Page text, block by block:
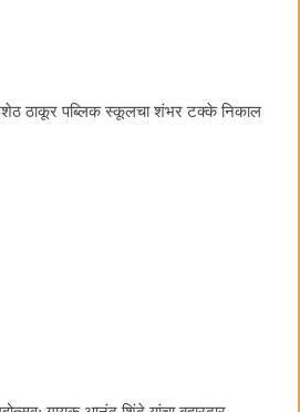
ठाकूर पब्लिक स्कूलचा शंभर टक्के निकाल